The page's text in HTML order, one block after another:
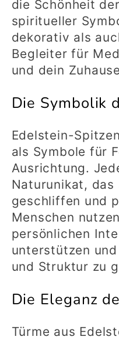
r
i
e
:
die Schönheit
spiritueller
dekorativ als
Begleiter für
und dein
Die Symbolik
Edelstein-
als Symbole für
Ausrichtung.
Naturunikat,
geschliffen und
Menschen
persönlichen
unterstützen
und Struktur zu
Die Eleganz
Türme aus